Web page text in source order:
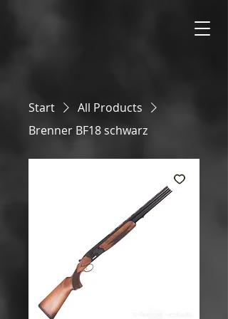
Start
All Products
Brenner BF18 schwarz